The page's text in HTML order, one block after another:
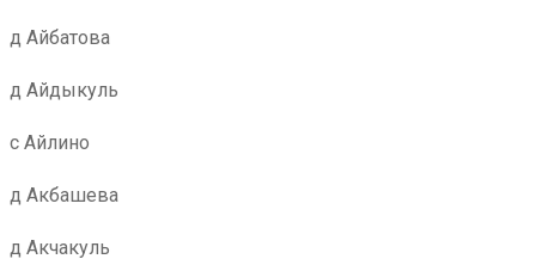
д Айбатова
д Айдыкуль
с Айлино
д Акбашева
д Акчакуль